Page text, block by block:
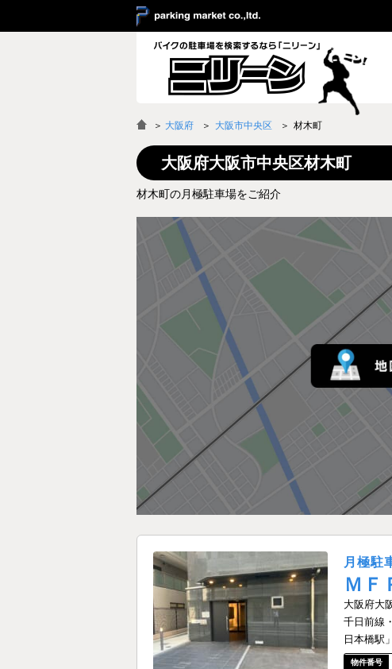
＞ 大阪府 大阪市中央区 材木町
大阪府大阪市中央区材木町
材木町の月極駐車場をご紹介
月極駐
ＭＦ
大阪府大
千日前線
日本橋駅